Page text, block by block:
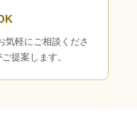
気軽にご相談くださ
提案します。